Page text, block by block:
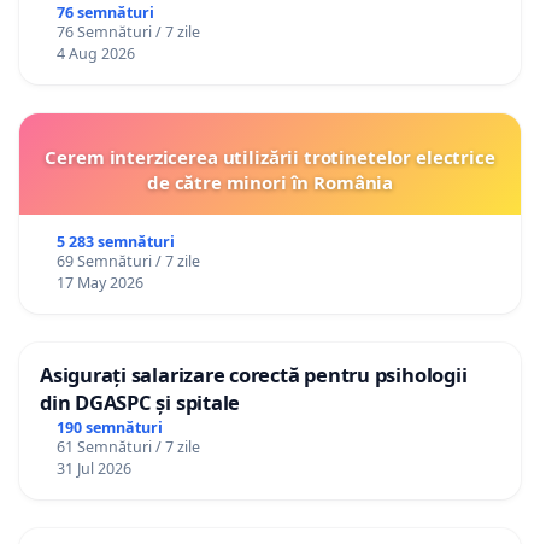
76 semnături
76 Semnături / 7 zile
4 Aug 2026
Cerem interzicerea utilizării trotinetelor electrice
de către minori în România
5 283 semnături
69 Semnături / 7 zile
17 May 2026
Asigurați salarizare corectă pentru psihologii
din DGASPC și spitale
190 semnături
61 Semnături / 7 zile
31 Jul 2026